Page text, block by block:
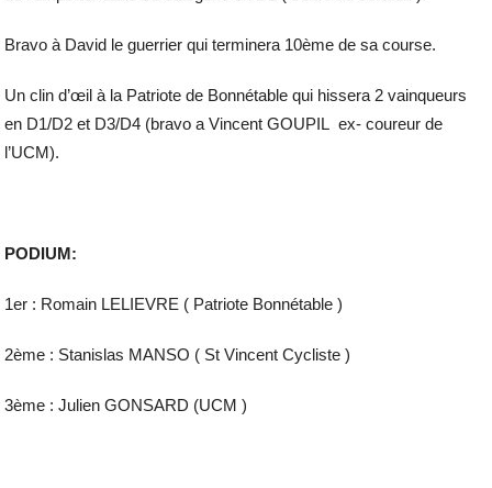
Bravo à David le guerrier qui terminera 10ème de sa course.
Un clin d’œil à la Patriote de Bonnétable qui hissera 2 vainqueurs
en D1/D2 et D3/D4 (bravo a Vincent GOUPIL ex- coureur de
l’UCM).
PODIUM:
1er : Romain LELIEVRE ( Patriote Bonnétable )
2ème : Stanislas MANSO ( St Vincent Cycliste )
3ème : Julien GONSARD (UCM )